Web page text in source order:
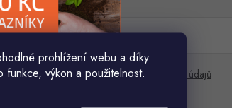
prohlížení webu a díky
výkon a použitelnost.
souhlasíte spodmínkami ochrany osobních údajů